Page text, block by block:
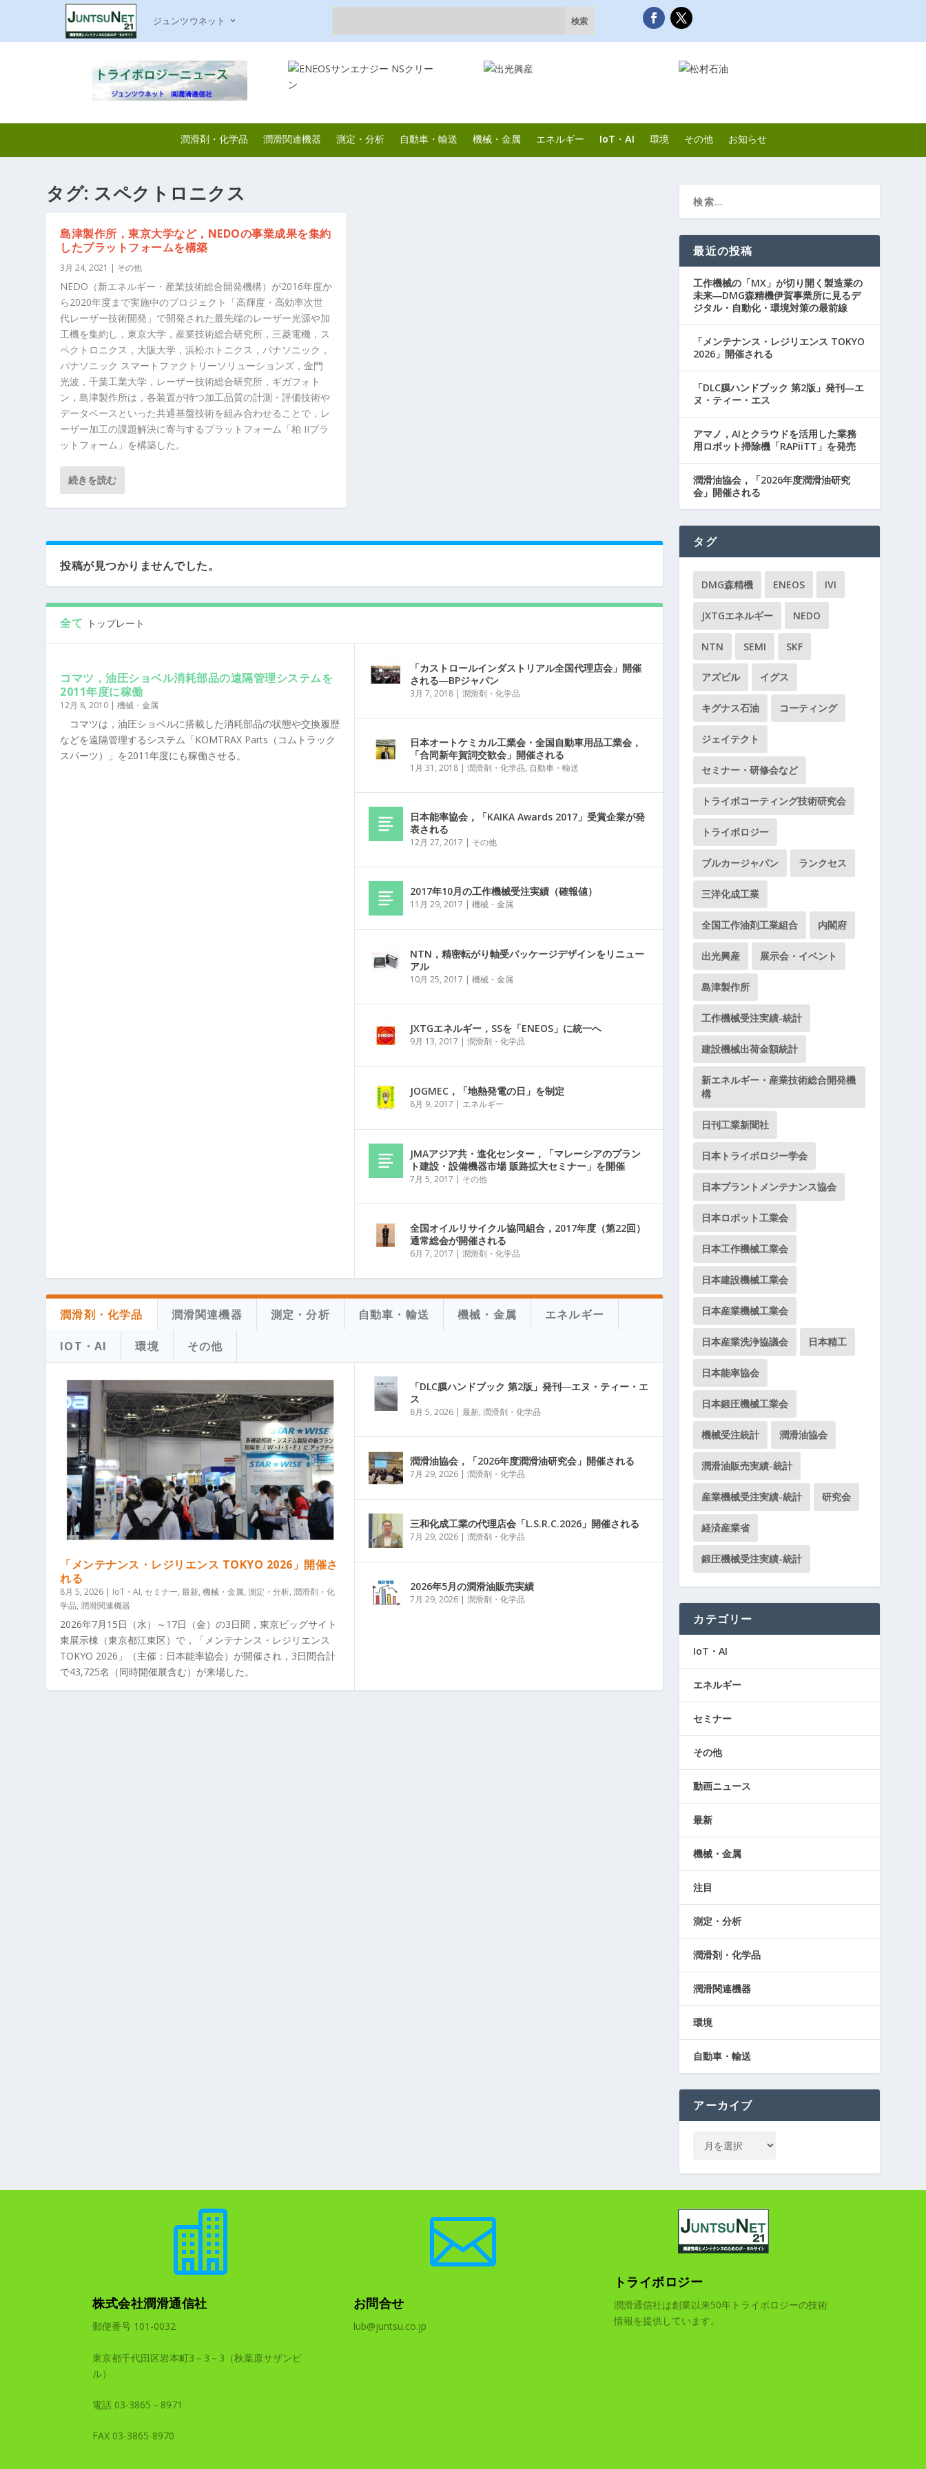
ジュンツウネット
潤滑剤・化学品 潤滑関連機器 測定・分析 自動車・輸送 機械・金属 エネルギー IoT・AI 環境 その他 お知らせ
タグ: スペクトロニクス
島津製作所，東京大学など，NEDOの事業成果を集約
したプラットフォームを構築
3月 24, 2021 | その他
NEDO（新エネルギー・産業技術総合開発機構）が2016年度か
ら2020年度まで実施中のプロジェクト「高輝度・高効率次世
代レーザー技術開発」で開発された最先端のレーザー光源や加
工機を集約し，東京大学，産業技術総合研究所，三菱電機，ス
ペクトロニクス，大阪大学，浜松ホトニクス，パナソニック，
パナソニック スマートファクトリーソリューションズ，金門
光波，千葉工業大学，レーザー技術総合研究所，ギガフォト
ン，島津製作所は，各装置が持つ加工品質の計測・評価技術や
データベースといった共通基盤技術を組み合わせることで，レ
ーザー加工の課題解決に寄与するプラットフォーム「柏 IIプラ
ットフォーム」を構築した。
続きを読む
投稿が見つかりませんでした。
全て トップレート
コマツ，油圧ショベル消耗部品の遠隔管理システムを
2011年度に稼働
12月 8, 2010 |機械・金属
コマツは，油圧ショベルに搭載した消耗部品の状態や交換履歴
などを遠隔管理するシステム「KOMTRAX Parts（コムトラック
スパーツ）」を2011年度にも稼働させる。
「カストロールインダストリアル全国代理店会」開催
される―BPジャパン
3月 7, 2018| 潤滑剤・化学品
日本オートケミカル工業会・全国自動車用品工業会，
「合同新年賀詞交歓会」開催される
1月 31, 2018| 潤滑剤・化学品, 自動車・輸送
日本能率協会，「KAIKA Awards 2017」受賞企業が発
表される
12月 27, 2017 | その他
2017年10月の工作機械受注実績（確報値）
11月 29, 2017 | 機械・金属
NTN，精密転がり軸受パッケージデザインをリニュー
アル
10月 25, 2017 | 機械・金属
JXTGエネルギー，SSを「ENEOS」に統一へ
9月 13, 2017 | 潤滑剤・化学品
JOGMEC，「地熱発電の日」を制定
8月 9, 2017 | エネルギー
JMAアジア共・進化センター，「マレーシアのプラン
ト建設・設備機器市場 販路拡大セミナー」を開催
7月 5, 2017 | その他
全国オイルリサイクル協同組合，2017年度（第22回）
通常総会が開催される
6月 7, 2017 | 潤滑剤・化学品
潤滑剤・化学品 潤滑関連機器 測定・分析 自動車・輸送 機械・金属 エネルギー
IOT・AI 環境 その他
「メンテナンス・レジリエンス TOKYO 2026」開催さ
れる
8月 5, 2026 | IoT・AI, セミナー,最新,機械・金属,測定・分析,潤滑剤・化
学品,潤滑関連機器
2026年7月15日（水）～17日（金）の3日間，東京ビッグサイト
東展示棟（東京都江東区）で，「メンテナンス・レジリエンス
TOKYO 2026」（主催：日本能率協会）が開催され，3日間合計
で43,725名（同時開催展含む）が来場した。
「DLC膜ハンドブック 第2版」発刊―エヌ・ティー・エ
ス
8月 5, 2026| 最新, 潤滑剤・化学品
潤滑油協会，「2026年度潤滑油研究会」開催される
7月 29, 2026| 潤滑剤・化学品
三和化成工業の代理店会「L.S.R.C.2026」開催される
7月 29, 2026| 潤滑剤・化学品
2026年5月の潤滑油販売実績
7月 29, 2026| 潤滑剤・化学品
最近の投稿
工作機械の「MX」が切り開く製造業の
未来―DMG森精機伊賀事業所に見るデ
ジタル・自動化・環境対策の最前線
「メンテナンス・レジリエンス TOKYO
2026」開催される
「DLC膜ハンドブック 第2版」発刊―エ
ヌ・ティー・エス
アマノ，AIとクラウドを活用した業務
用ロボット掃除機「RAPiiTT」を発売
潤滑油協会，「2026年度潤滑油研究
会」開催される
タグ
DMG森精機 ENEOS IVI
JXTGエネルギー NEDO
NTN SEMI SKF
アズビル イグス
キグナス石油 コーティング
ジェイテクト
セミナー・研修会など
トライボコーティング技術研究会
トライボロジー
ブルカージャパン ランクセス
三洋化成工業
全国工作油剤工業組合 内閣府
出光興産 展示会・イベント
島津製作所
工作機械受注実績-統計
建設機械出荷金額統計
新エネルギー・産業技術総合開発機
構
日刊工業新聞社
日本トライボロジー学会
日本プラントメンテナンス協会
日本ロボット工業会
日本工作機械工業会
日本建設機械工業会
日本産業機械工業会
日本産業洗浄協議会 日本精工
日本能率協会
日本鍛圧機械工業会
機械受注統計 潤滑油協会
潤滑油販売実績-統計
産業機械受注実績-統計 研究会
経済産業省
鍛圧機械受注実績-統計
カテゴリー
IoT・AI
エネルギー
セミナー
その他
動画ニュース
最新
機械・金属
注目
測定・分析
潤滑剤・化学品
潤滑関連機器
環境
自動車・輸送
アーカイブ

株式会社潤滑通信社
郵便番号 101-0032
東京都千代田区岩本町3－3－3（秋葉原サザンビ
ル）
電話 03-3865－8971
FAX 03-3865-8970

お問合せ
lub@juntsu.co.jp
トライボロジー
潤滑通信社は創業以来50年トライボロジーの技術
情報を提供しています。